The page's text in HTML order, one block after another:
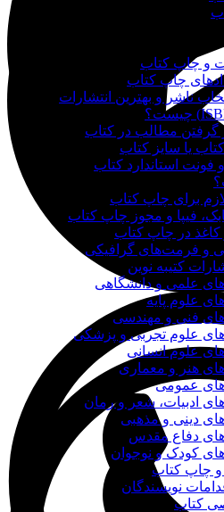
و چاپ کتاب
چاپ کتاب
ناشر و بهترین انتشارات
گرفتن مطالب در کتاب
یا سایز کتاب
و فونت استاندارد کتاب
برای چاپ کتاب
فیپا و مجوز چاپ کتاب
کاغذ در چاپ کتاب
و فرمت‌های گرافیکی
کتیبه نوین
علمی و دانشگاهی
علوم پایه
فنی و مهندسی
علوم تجربی و پزشکی
علوم انسانی
هنر و معماری
عمومی
ادبیات، شعر و رمان
دینی و مذهبی
دفاع مقدس
کودک و نوجوان
و چاپ کتاب
نویسندگان
کتاب